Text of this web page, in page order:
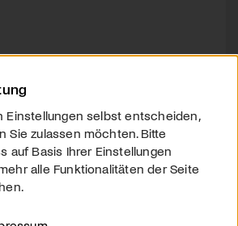
Einstellungen selbst entscheiden,
Sie zulassen möchten. Bitte
auf Basis Ihrer Einstellungen
alle Funktionalitäten der Seite